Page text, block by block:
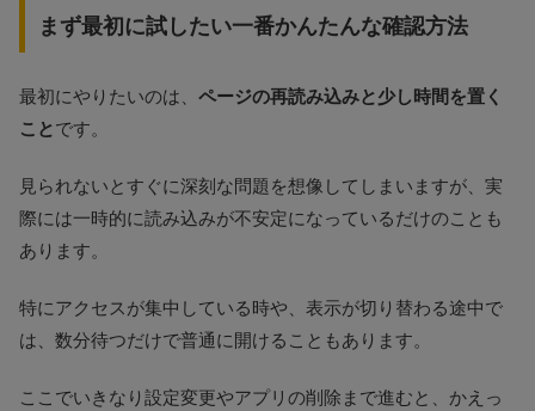
まず最初に試したい一番かんたんな確認方法
最初にやりたいのは、 ページの再読み込みと少し時間を置く
ことです。
見られないとすぐに深刻な問題を想像してしまいますが、実
際には一時的に読み込みが不安定になっているだけのことも
あります。
特にアクセスが集中している時や、表示が切り替わる途中で
は、数分待つだけで普通に開けることもあります。
ここでいきなり設定変更やアプリの削除まで進むと、かえっ